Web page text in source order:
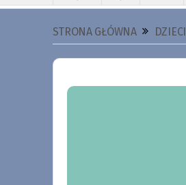
STRONA GŁÓWNA DZIECI